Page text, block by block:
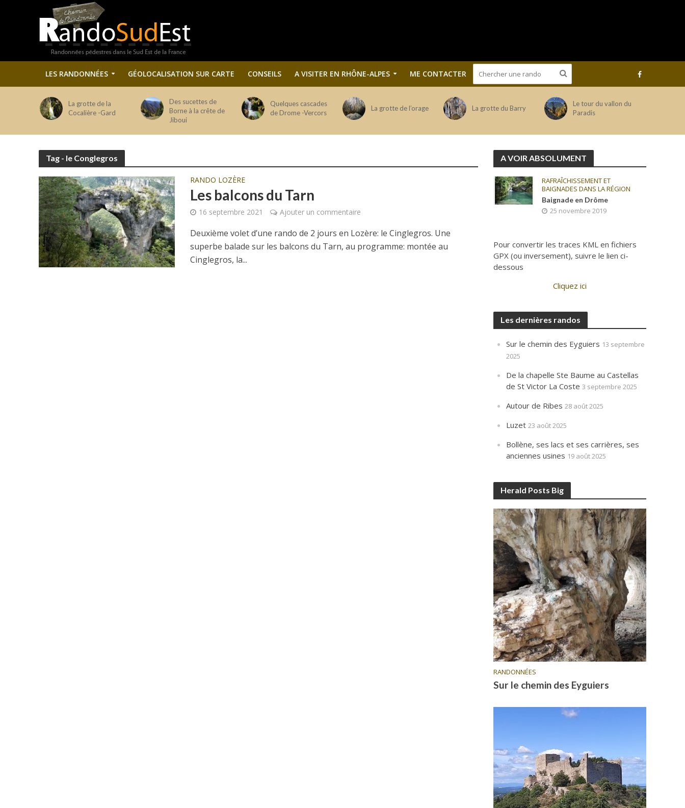
LES RANDONNÉES GÉOLOCALISATION SUR CARTE CONSEILS A VISITER EN RHÔNE-ALPES ME CONTACTER
La grotte de la
Cocalière -Gard
Des sucettes de
Borne à la crête de
Jiboui
Quelques cascades
de Drome -Vercors
La grotte de l’orage La grotte du Barry
Le tour du vallon du
Paradis
Tag - le Conglegros
RANDO LOZÈRE
Les balcons du Tarn
16 septembre 2021 Ajouter un commentaire
Deuxième volet d’une rando de 2 jours en Lozère: le Cinglegros. Une
superbe balade sur les balcons du Tarn, au programme: montée au
Cinglegros, la...
A VOIR ABSOLUMENT
RAFRAÎCHISSEMENT ET
BAIGNADES DANS LA RÉGION
Baignade en Drôme
25 novembre 2019
Pour convertir les traces KML en fichiers
GPX (ou inversement), suivre le lien ci-
dessous
Cliquez ici
Les dernières randos
Sur le chemin des Eyguiers 13 septembre
2025
De la chapelle Ste Baume au Castellas
de St Victor La Coste 3 septembre 2025
Autour de Ribes 28 août 2025
Luzet 23 août 2025
Bollène, ses lacs et ses carrières, ses
anciennes usines 19 août 2025
Herald Posts Big
RANDONNÉES
Sur le chemin des Eyguiers